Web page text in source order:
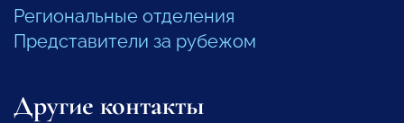
Региональные отделения
Представители за рубежом
Другие контакты